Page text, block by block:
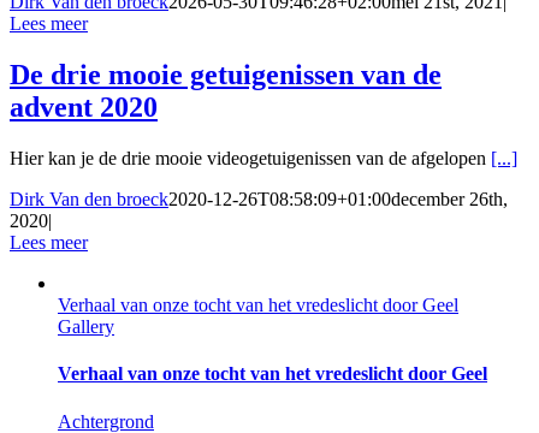
Lees meer
De drie mooie getuigenissen van de
advent 2020
Hier kan je de drie mooie videogetuigenissen van de afgelopen [...]
Dirk Van den broeck2020-12-26T08:58:09+01:00december 26th,
2020|
Lees meer
Verhaal van onze tocht van het vredeslicht door Geel
Gallery
Verhaal van onze tocht van het vredeslicht door Geel
Achtergrond